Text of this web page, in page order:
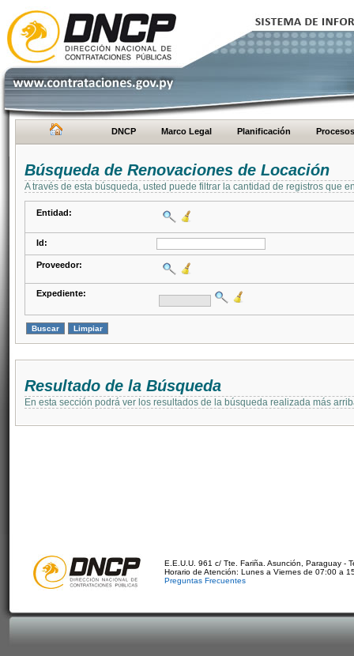
DNCP Marco Legal Planificación Procesos
Búsqueda de Renovaciones de Locación
A través de esta búsqueda, usted puede filtrar la cantidad de registros que
Entidad:
Id:
Proveedor:
Expediente:
Resultado de la Búsqueda
En esta sección podrá ver los resultados de la búsqueda realizada más
E.E.U.U. 961 c/ Tte. Fariña. Asunción, Paraguay -
Horario de Atención: Lunes a Viernes de 07:00 a
Preguntas Frecuentes